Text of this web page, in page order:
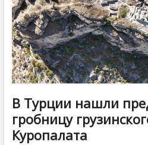
В Турции нашли
гробницу
Куропалата